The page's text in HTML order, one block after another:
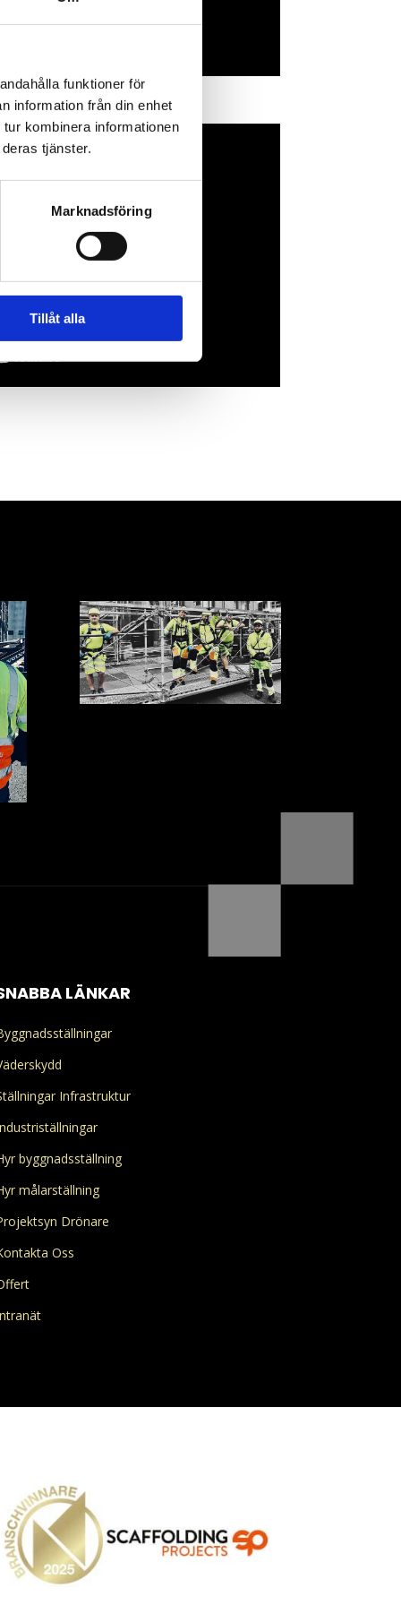
funktioner för
information från din enhet
kombinera informationen
tjänster.
Marknadsföring
Tillåt alla
LÄNKAR
Infrastruktur
byggnadsställning
målarställning
Drönare
Oss